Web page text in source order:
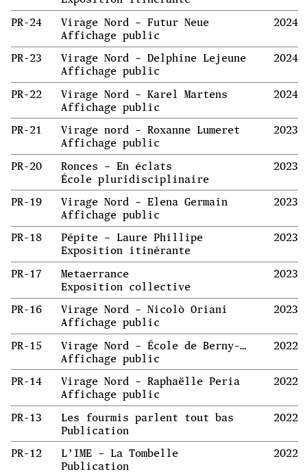
PR-24
2024
Virage Nord – Futur Neue
Affichage public
PR-23
2024
Virage Nord – Delphine Lejeune
Affichage public
PR-22
2024
Virage Nord – Karel Martens
Affichage public
PR-21
2023
Virage nord – Roxanne Lumeret
Affichage public
PR-20
2023
Ronces – En éclats
École pluridisciplinaire
PR-19
2023
Virage Nord – Elena Germain
Affichage public
PR-18
2023
Pépite – Laure Phillipe
Exposition itinérante
PR-17
2023
Metaerrance
Exposition collective
PR-16
2023
Virage Nord – Nicolò Oriani
Affichage public
PR-15
2022
Virage Nord – École de Berny-Rivière
Affichage public
PR-14
2022
Virage Nord – Raphaëlle Peria
Affichage public
PR-13
2022
Les fourmis parlent tout bas
Publication
PR-12
2022
L’IME – La Tombelle
Publication